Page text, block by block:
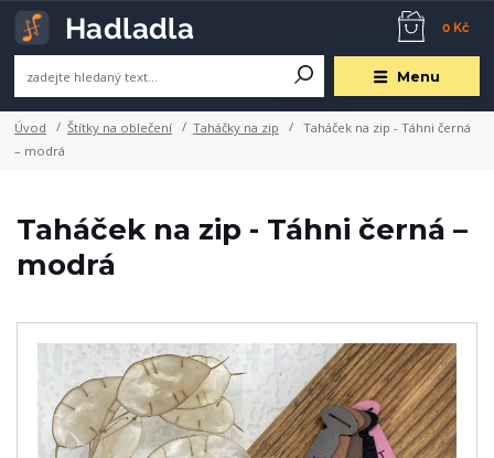
Menu
0 Kč
Úvod Štítky na oblečení Taháčky na zip
Taháček na zip - Táhni černá
– modrá
Taháček na zip - Táhni černá –
modrá